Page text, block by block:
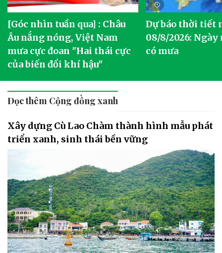
[Góc nhìn tuần qua] : Châu
Âu nắng nóng, Việt Nam
mưa cực đoan "Hai thái cực
của biến đổi khí hậu"
Dự báo thời tiết
08/8/2026: Ngày
có mưa
Đọc thêm Cộng đồng xanh
Xây dựng Cù Lao Chàm thành hình mẫu phát
triển xanh, sinh thái bền vững